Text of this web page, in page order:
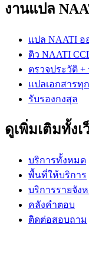
งานแปล
แปล NAATI อ
ติว NAATI
ตรวจประวัติ +
แปลเอกสารทุ
รับรองกงสุล
ดูเพิ่มเติมทั้งเ
บริการทั้งหมด
พื้นที่ให้บริการ
บริการรายจัง
คลังคำตอบ
ติดต่อสอบถาม